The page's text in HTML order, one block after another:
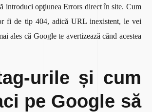
introduci opţiunea Errors direct în site. Cum
fi de tip 404, adică URL inexistent, le vei
ales că Google te avertizează când acestea
urile și cum
pe Google să